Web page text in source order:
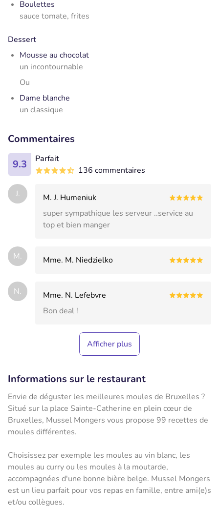
Boulettes
sauce tomate, frites
Dessert
Mousse au chocolat
un incontournable
Ou
Dame blanche
un classique
Commentaires
9.3
Parfait
136 commentaires
J.
M. J. Humeniuk
super sympathique les serveur ..service au
top et bien manger
M. Mme. M. Niedzielko
N.
Mme. N. Lefebvre
Bon deal !
Afficher plus
Informations sur le restaurant
Envie de déguster les meilleures moules de Bruxelles ?
Situé sur la place Sainte-Catherine en plein cœur de
Bruxelles, Mussel Mongers vous propose 99 recettes de
moules différentes.
Choisissez par exemple les moules au vin blanc, les
moules au curry ou les moules à la moutarde,
accompagnées d'une bonne bière belge. Mussel Mongers
est un lieu parfait pour vos repas en famille, entre ami(e)s
et/ou collègues.